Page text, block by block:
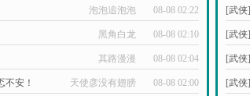
泡泡追泡泡 08-08 02:22
黑角白龙 08-08 02:10
其路漫漫 08-08 02:04
不安！ 天使彦没有翅膀 08-08 02:00
[武侠]
[武侠]
[武侠]
[武侠]